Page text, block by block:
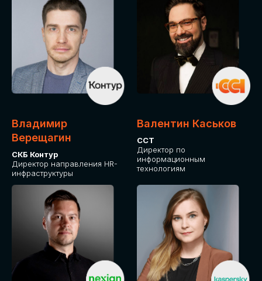
Владимир
Верещагин
СКБ Контур
Директор направления HR-
инфраструктуры
Валентин Каськов
ССТ
Директор по
информационным
технологиям